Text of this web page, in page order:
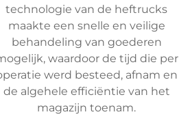
technologie van de heftrucks
maakte een snelle en veilige
behandeling van goederen
waardoor de tijd die per
werd besteed, afnam en
de algehele efficiëntie van het
magazijn toenam.